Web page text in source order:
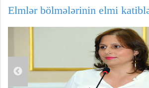
Elmlər bölmələrinin elmi